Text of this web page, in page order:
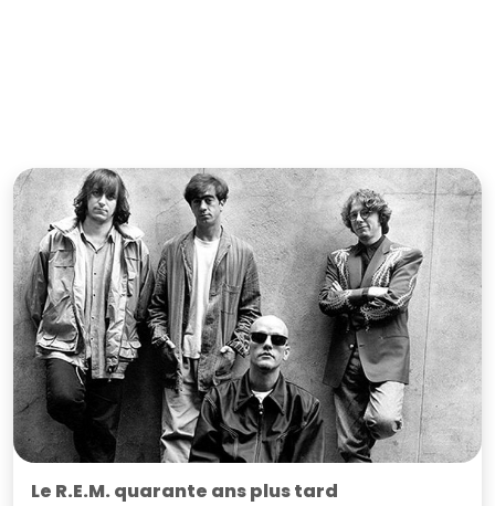
Le R.E.M. quarante ans plus tard